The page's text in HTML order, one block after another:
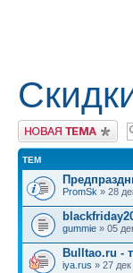
Начать новую тему
ТЕМ
PromSk » 28
gummie » 05
Bulltao.ru -
iya.rus » 27